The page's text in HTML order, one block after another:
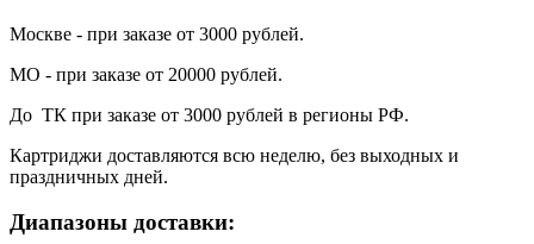
Москве - при заказе от 3000 рублей.
МО - при заказе от 20000 рублей.
До ТК при заказе от 3000 рублей в регионы РФ.
Картриджи доставляются всю неделю, без выходных и
праздничных дней.
Диапазоны доставки: